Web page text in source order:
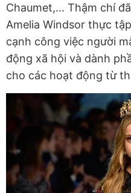
Chaumet,... Thậm chí
Amelia Windsor thực
cạnh công việc người
động xã hội và dành
cho các hoạt động từ